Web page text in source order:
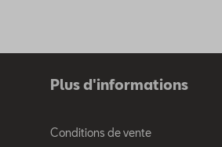
Plus d'informations
Conditions de vente